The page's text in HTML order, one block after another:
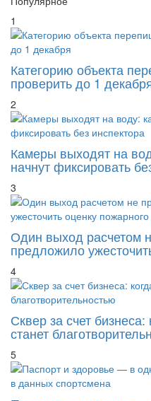
1
Категорию объекта
проверить до 1
2
Камеры выходят на
начнут фиксировать
3
Один выход расчетом
предложило
4
Сквер за счет бизнеса:
станет
5